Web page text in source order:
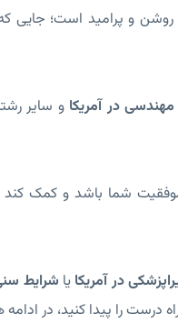
و پرامید است؛ جایی
در آمریکا و سایر
شما باشد و کمک کند
در آمریکا یا شرایط
درست را پیدا کنید، در ادامه